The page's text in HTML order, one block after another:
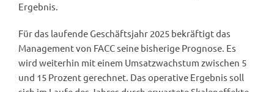
Ergebnis.
Für das laufende Geschäftsjahr 2025 bekräftigt das
Management von FACC seine bisherige Prognose. Es
wird weiterhin mit einem Umsatzwachstum zwischen 5
und 15 Prozent gerechnet. Das operative Ergebnis soll